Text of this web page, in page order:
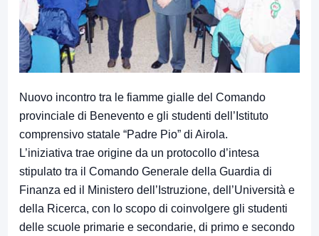
Nuovo incontro tra le fiamme gialle del Comando
provinciale di Benevento e gli studenti dell’Istituto
comprensivo statale “Padre Pio” di Airola.
L’iniziativa trae origine da un protocollo d’intesa
stipulato tra il Comando Generale della Guardia di
Finanza ed il Ministero dell’Istruzione, dell’Università e
della Ricerca, con lo scopo di coinvolgere gli studenti
delle scuole primarie e secondarie, di primo e secondo